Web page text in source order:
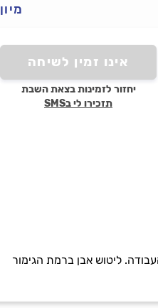
מיון
אינו זמין לשיחה
יחזור לזמינות בצאת השבת
תזכירו לי בSMS
ליטוש אבן ברמת הגימור